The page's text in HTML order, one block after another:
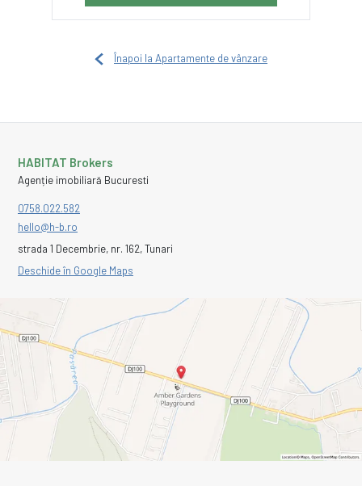
Înapoi la Apartamente de vânzare
HABITAT Brokers
Agenție imobiliară Bucuresti
0758.022.582
hello@h-b.ro
strada 1 Decembrie, nr. 162, Tunari
Deschide în Google Maps